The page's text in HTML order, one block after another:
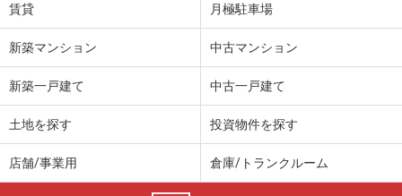
賃貸 月極駐車場
新築マンション 中古マンション
新築一戸建て 中古一戸建て
土地を探す 投資物件を探す
店舗/事業用 倉庫/トランクルーム